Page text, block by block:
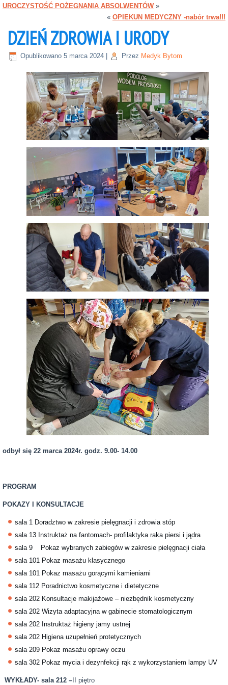
UROCZYSTOŚĆ POŻEGNANIA ABSOLWENTÓW»
« OPIEKUN MEDYCZNY -nabór trwa!!!
DZIEŃ ZDROWIA I URODY
Opublikowano 5 marca 2024 Przez Medyk Bytom
odbył się 22 marca 2024r. godz. 9.00- 14.00
PROGRAM
POKAZY I KONSULTACJE
sala 1 Doradztwo w zakresie pielęgnacji i zdrowia stóp
sala 13 Instruktaż na fantomach- profilaktyka raka piersi i jądra
sala 9 Pokaz wybranych zabiegów w zakresie pielęgnacji ciała
sala 101 Pokaz masażu klasycznego
sala 101 Pokaz masażu gorącymi kamieniami
sala 112 Poradnictwo kosmetyczne i dietetyczne
sala 202 Konsultacje makijażowe – niezbędnik kosmetyczny
sala 202 Wizyta adaptacyjna w gabinecie stomatologicznym
sala 202 Instruktaż higieny jamy ustnej
sala 202 Higiena uzupełnień protetycznych
sala 209 Pokaz masażu oprawy oczu
sala 302 Pokaz mycia i dezynfekcji rąk z wykorzystaniem lampy UV
WYKŁADY- sala 212 – II piętro